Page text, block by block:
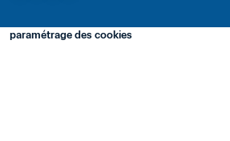
paramétrage des cookies